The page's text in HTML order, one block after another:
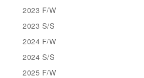
2023 F/W
2023 S/S
2024 F/W
2024 S/S
2025 F/W